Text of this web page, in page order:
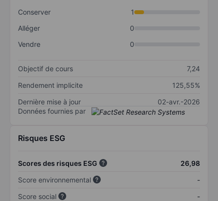
Conserver
1
Alléger
0
Vendre
0
Objectif de cours
7,24
Rendement implicite
125,55%
Dernière mise à jour
02-avr.-2026
Données fournies par
Risques ESG
Scores des risques ESG
26,98
Score environnemental
-
Score social
-